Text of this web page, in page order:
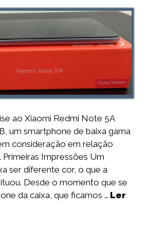
ao Xiaomi Redmi Note 5A
um smartphone de baixa gama
consideração em relação
Impressões Um
ser diferente cor, o que a
Desde o momento que se
da caixa, que ficamos … Ler